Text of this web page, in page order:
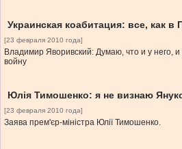
Украинская коабитация: все, как в
[23 февраля 2010 года]
Владимир Яворивский: Думаю, что и у него,
войну
Юлія Тимошенко: я не визнаю
[23 февраля 2010 года]
Заява прем'єр-міністра Юлії Тимошенко.